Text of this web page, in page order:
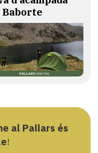
Baborte
al Pallars és
!